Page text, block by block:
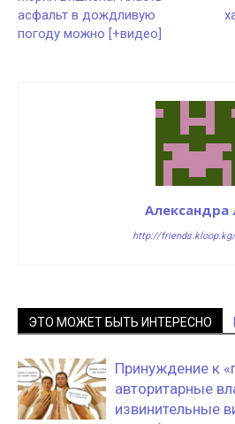
асфальт в дождливую
погоду можно [+видео]
Александра
http://
ЭТО МОЖЕТ БЫТЬ ИНТЕРЕСНО
Принуждение к
авторитарные
извинительные